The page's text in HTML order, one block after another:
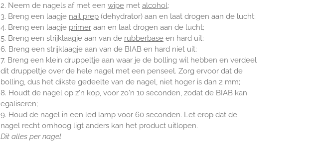
2. Neem de nagels af met een wipe met alcohol;
3. Breng een laagje nail prep (dehydrator) aan en laat drogen aan de lucht;
4. Breng een laagje primer aan en laat drogen aan de lucht;
5. Breng een strijklaagje aan van de rubberbase en hard uit;
6. Breng een strijklaagje aan van de BIAB en hard niet uit;
7. Breng een klein druppeltje aan waar je de bolling wil hebben en verdeel
dit druppeltje over de hele nagel met een penseel. Zorg ervoor dat de
bolling, dus het dikste gedeelte van de nagel, niet hoger is dan 2 mm;
8. Houdt de nagel op z'n kop, voor zo'n 10 seconden, zodat de BIAB kan
egaliseren;
9. Houd de nagel in een led lamp voor 60 seconden. Let erop dat de
nagel recht omhoog ligt anders kan het product uitlopen.
Dit alles per nagel